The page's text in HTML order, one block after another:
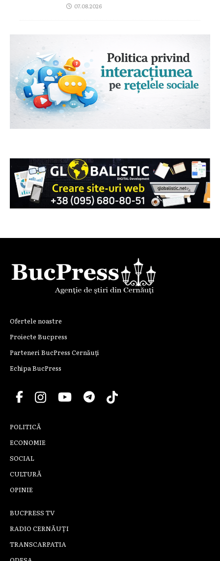
07.08.2026
Ofertele noastre
Proiecte Bucpress
Parteneri BucPress Cernăuți
Echipa BucPress
POLITICĂ
ECONOMIE
SOCIAL
CULTURĂ
OPINIE
BUCPRESS TV
RADIO CERNĂUȚI
TRANSCARPATIA